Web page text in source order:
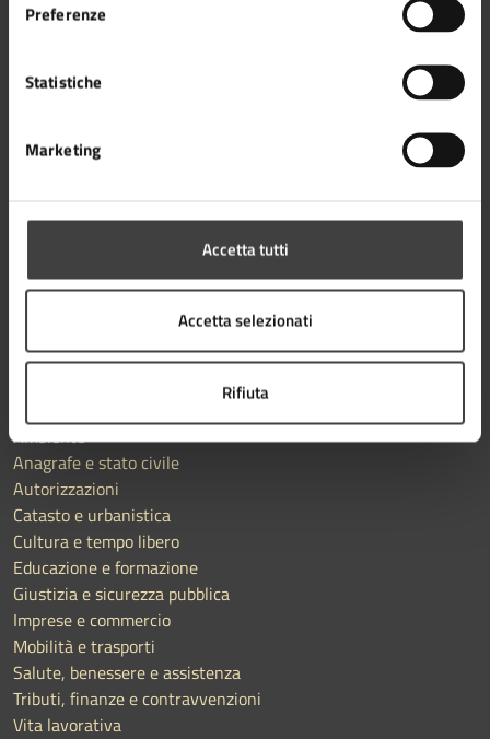
Preferenze
Statistiche
Marketing
Accetta tutti
Accetta selezionati
Rifiuta
Aree amministrative
Enti e fondazioni
Politici
Ambiente
Anagrafe e stato civile
Autorizzazioni
Catasto e urbanistica
Cultura e tempo libero
Educazione e formazione
Giustizia e sicurezza pubblica
Imprese e commercio
Mobilità e trasporti
Salute, benessere e assistenza
Tributi, finanze e contravvenzioni
Vita lavorativa